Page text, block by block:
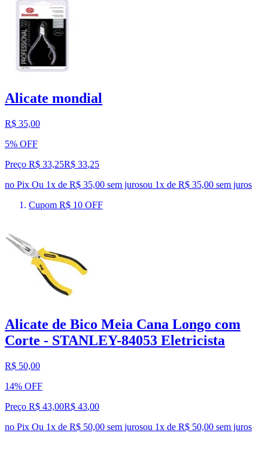
Alicate mondial
R$ 35,00
5% OFF
Preço R$ 33,25R$ 33,25
no Pix Ou 1x de R$ 35,00 sem jurosou 1x de R$ 35,00 sem juros
Cupom R$ 10 OFF
Alicate de Bico Meia Cana Longo com
Corte - STANLEY-84053 Eletricista
R$ 50,00
14% OFF
Preço R$ 43,00R$ 43,00
no Pix Ou 1x de R$ 50,00 sem jurosou 1x de R$ 50,00 sem juros